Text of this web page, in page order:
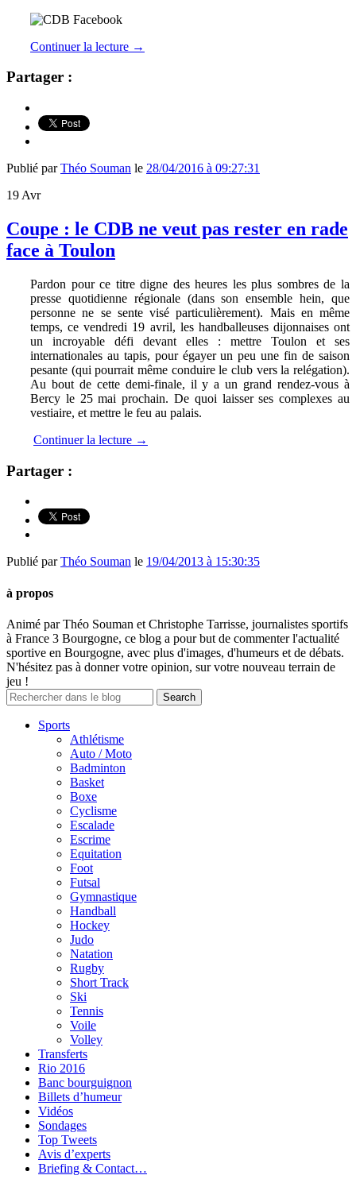
Continuer la lecture →
Partager :
Publié parThéo Souman le 28/04/2016 à 09:27:31
19 Avr
Coupe : le CDB ne veut pas rester en rade
face à Toulon
Pardon pour ce titre digne des heures les plus sombres de la
presse quotidienne régionale (dans son ensemble hein, que
personne ne se sente visé particulièrement). Mais en même
temps, ce vendredi 19 avril, les handballeuses dijonnaises ont
un incroyable défi devant elles : mettre Toulon et ses
internationales au tapis, pour égayer un peu une fin de saison
pesante (qui pourrait même conduire le club vers la relégation).
Au bout de cette demi-finale, il y a un grand rendez-vous à
Bercy le 25 mai prochain. De quoi laisser ses complexes au
vestiaire, et mettre le feu au palais.
Continuer la lecture →
Partager :
Publié parThéo Souman le 19/04/2013 à 15:30:35
à propos
Animé par Théo Souman et Christophe Tarrisse, journalistes sportifs
à France 3 Bourgogne, ce blog a pour but de commenter l'actualité
sportive en Bourgogne, avec plus d'images, d'humeurs et de débats.
N'hésitez pas à donner votre opinion, sur votre nouveau terrain de
jeu !
Sports
Athlétisme
Auto / Moto
Badminton
Basket
Boxe
Cyclisme
Escalade
Escrime
Equitation
Foot
Futsal
Gymnastique
Handball
Hockey
Judo
Natation
Rugby
Short Track
Ski
Tennis
Voile
Volley
Transferts
Rio 2016
Banc bourguignon
Billets d’humeur
Vidéos
Sondages
Top Tweets
Avis d’experts
Briefing & Contact…